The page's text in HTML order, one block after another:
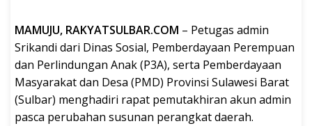
MAMUJU, RAKYATSULBAR.COM – Petugas admin
Srikandi dari Dinas Sosial, Pemberdayaan Perempuan
dan Perlindungan Anak (P3A), serta Pemberdayaan
Masyarakat dan Desa (PMD) Provinsi Sulawesi Barat
(Sulbar) menghadiri rapat pemutakhiran akun admin
pasca perubahan susunan perangkat daerah.